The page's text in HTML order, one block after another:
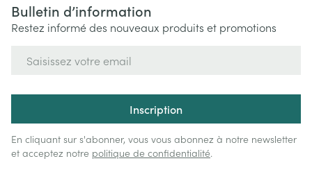
Bulletin d’information
Restez informé des nouveaux produits et promotions
Inscription
En cliquant sur s'abonner, vous vous abonnez à notre newsletter
et acceptez notre politique de confidentialité.